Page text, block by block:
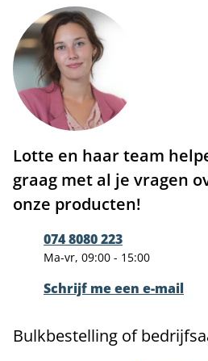
Lotte en haar team
graag met al je vragen
onze producten!
074 8080 223
Ma-vr, 09:00 - 15:00
Schrijf me een e-mail
Bulkbestelling of